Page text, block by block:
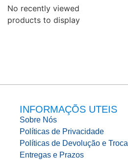
No recently viewed
products to display
INFORMAÇÕS UTEIS
Sobre Nós
Políticas de Privacidade
Políticas de Devolução e Troca
Entregas e Prazos